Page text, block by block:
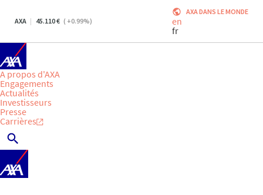
AXA 45.110 ( +0.99%)
AXA DANS LE MONDE
en
fr
A propos d'AXA
Engagements
Actualités
Investisseurs
Presse
Carrières